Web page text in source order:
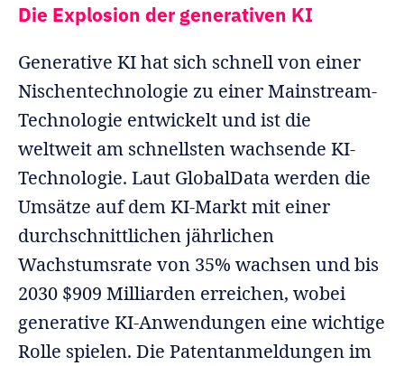
Die Explosion der generativen KI
Generative KI hat sich schnell von einer
Nischentechnologie zu einer Mainstream-
Technologie entwickelt und ist die
weltweit am schnellsten wachsende KI-
Technologie. Laut GlobalData werden die
Umsätze auf dem KI-Markt mit einer
durchschnittlichen jährlichen
Wachstumsrate von 35% wachsen und bis
2030 $909 Milliarden erreichen, wobei
generative KI-Anwendungen eine wichtige
Rolle spielen. Die Patentanmeldungen im